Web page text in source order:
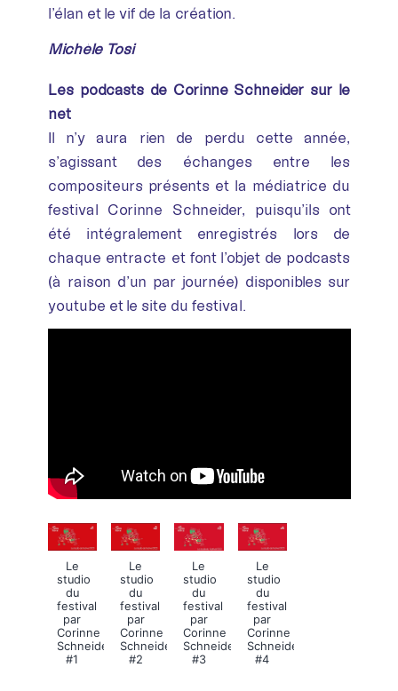
l’élan et le vif de la création.
Michèle Tosi
Les podcasts de Corinne Schneider sur le
net
Il n’y aura rien de perdu cette année,
s’agissant des échanges entre les
compositeurs présents et la médiatrice du
festival Corinne Schneider, puisqu’ils ont
été intégralement enregistrés lors de
chaque entracte et font l’objet de podcasts
(à raison d’un par journée) disponibles sur
youtube et le site du festival.
Le
studio
du
festival
par
Corinne
Schneider
#1
Le
studio
du
festival
par
Corinne
Schneider
#2
Le
studio
du
festival
par
Corinne
Schneider
#3
Le
studio
du
festival
par
Corinne
Schneider
#4